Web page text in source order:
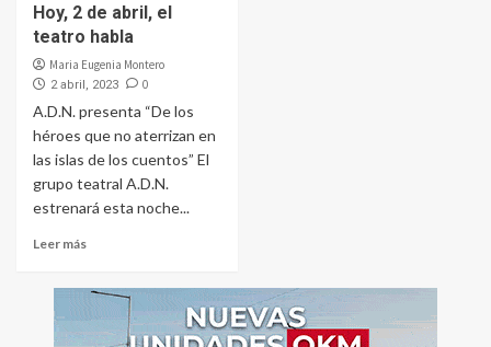
Hoy, 2 de abril, el
teatro habla
Maria Eugenia Montero
2 abril, 2023 0
A.D.N. presenta “De los
héroes que no aterrizan en
las islas de los cuentos” El
grupo teatral A.D.N.
estrenará esta noche...
Leer más